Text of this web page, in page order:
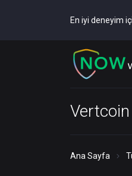
En iyi deneyim
Vertcoin
Ana Sayfa